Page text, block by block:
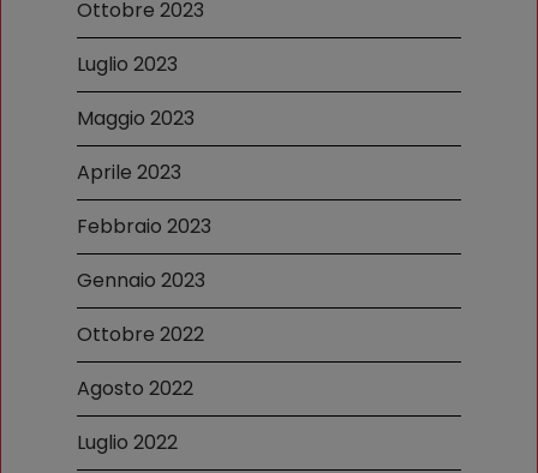
Ottobre 2023
Luglio 2023
Maggio 2023
Aprile 2023
Febbraio 2023
Gennaio 2023
Ottobre 2022
Agosto 2022
Luglio 2022